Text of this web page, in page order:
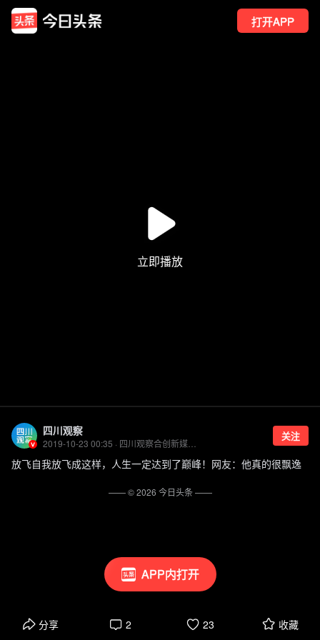
打开APP
APP内打开
四川观察 关注
放飞自我放飞成这样，人生一定达到了巅峰！网友：他真的很飘逸
分享 2 23 收藏
—— ©2026 今日头条——